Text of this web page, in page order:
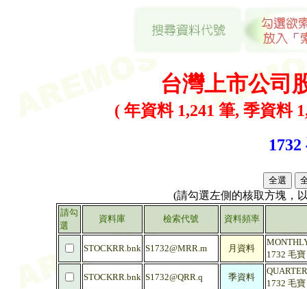
台灣上市公司
( 年資料 1,241 筆, 季資料
(請勾選左側的核取方塊，
請勾
選
資料庫 檢索代號 資料頻率
STOCKRR.bnk S1732@MRR.m 月資料
1732 毛
STOCKRR.bnk S1732@QRR.q 季資料
1732 毛